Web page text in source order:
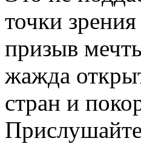
точки
призыв
жажда
стран и